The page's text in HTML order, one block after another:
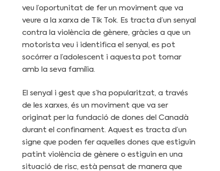
veu l’oportunitat de fer un moviment que va
veure a la xarxa de Tik Tok. Es tracta d’un senyal
contra la violència de gènere, gràcies a que un
motorista veu i identifica el senyal, es pot
socórrer a l’adolescent i aquesta pot tornar
amb la seva família.
El senyal i gest que s’ha popularitzat, a través
de les xarxes, és un moviment que va ser
originat per la fundació de dones del Canadà
durant el confinament. Aquest es tracta d’un
signe que poden fer aquelles dones que estiguin
patint violència de gènere o estiguin en una
situació de risc, està pensat de manera que